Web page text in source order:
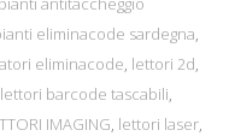
eliminacode sardegna,
eliminacode, lettori 2d,
lettori barcode tascabili,
IMAGING, lettori laser,